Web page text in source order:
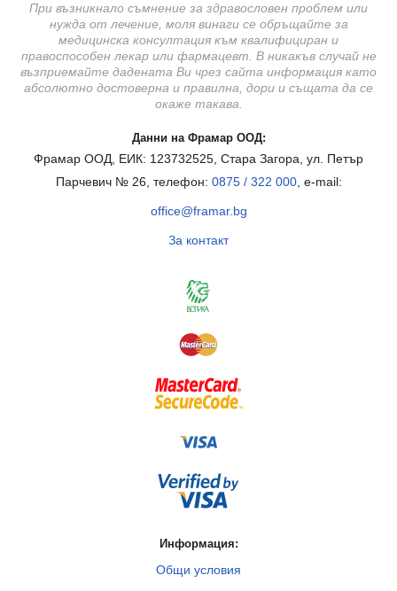
При възникнало съмнение за здравословен проблем или
нужда от лечение, моля винаги се обръщайте за
медицинска консултация към квалифициран и
правоспособен лекар или фармацевт. В никакъв случай не
възприемайте дадената Ви чрез сайта информация като
абсолютно достоверна и правилна, дори и същата да се
окаже такава.
Данни на Фрамар ООД:
Фрамар ООД, ЕИК: 123732525, Стара Загора, ул. Петър
Парчевич № 26, телефон: 0875 / 322 000, e-mail:
office@framar.bg
За контакт
Информация:
Общи условия